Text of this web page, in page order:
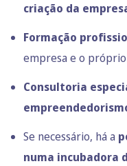
criação da
Formação
empresa e o
Consultoria
Se necessário, há a
numa incubadora